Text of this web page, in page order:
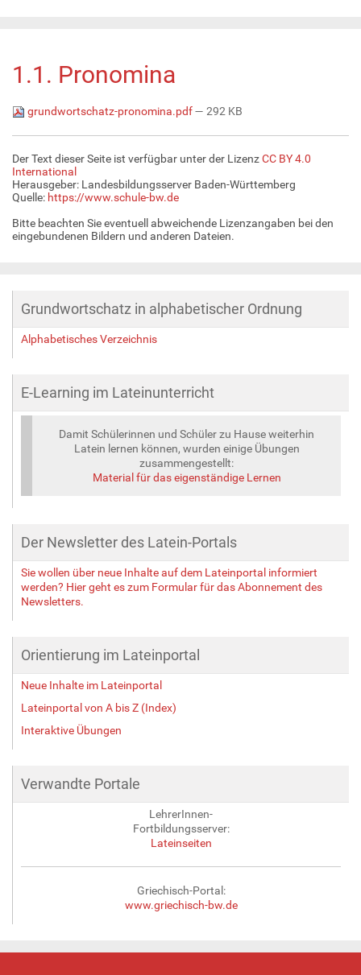
1.1. Pronomina
grundwortschatz-pronomina.pdf— 292 KB
Der Text dieser Seite ist verfügbar unter der LizenzCC BY 4.0
International
Herausgeber: Landesbildungsserver Baden-Württemberg
Quelle: https://www.schule-bw.de
Bitte beachten Sie eventuell abweichende Lizenzangaben bei den
eingebundenen Bildern und anderen Dateien.
Grundwortschatz in alphabetischer Ordnung
Alphabetisches Verzeichnis
E-Learning im Lateinunterricht
Damit Schülerinnen und Schüler zu Hause weiterhin
Latein lernen können, wurden einige Übungen
zusammengestellt:
Material für das eigenständige Lernen
Der Newsletter des Latein-Portals
Sie wollen über neue Inhalte auf dem Lateinportal informiert
werden? Hier geht es zum Formular für das Abonnement des
Newsletters.
Orientierung im Lateinportal
Neue Inhalte im Lateinportal
Lateinportal von A bis Z (Index)
Interaktive Übungen
Verwandte Portale
LehrerInnen-
Fortbildungsserver:
Lateinseiten
Griechisch-Portal:
www.griechisch-bw.de